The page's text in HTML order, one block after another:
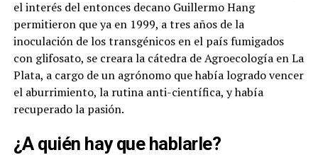
el interés del entonces decano Guillermo Hang
permitieron que ya en 1999, a tres años de la
inoculación de los transgénicos en el país fumigados
con glifosato, se creara la cátedra de Agroecología en La
Plata, a cargo de un agrónomo que había logrado vencer
el aburrimiento, la rutina anti-científica, y había
recuperado la pasión.
¿A quién hay que hablarle?